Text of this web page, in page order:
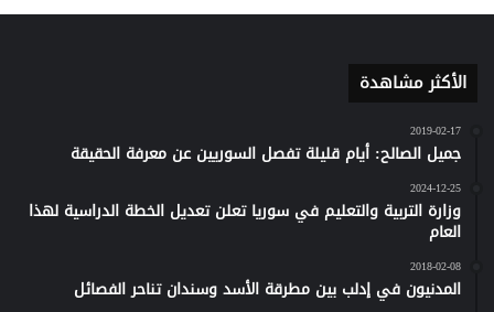
الأكثر مشاهدة
2019-02-17
جميل الصالح: أيام قليلة تفصل السوريين عن معرفة الحقيقة
2024-12-25
وزارة التربية والتعليم في سوريا تعلن تعديل الخطة الدراسية لهذا
العام
2018-02-08
المدنيون في إدلب بين مطرقة الأسد وسندان تناحر الفصائل